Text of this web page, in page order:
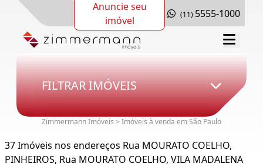
Anuncie seu
imóvel
(11) 5555-1000
FILTRAR IMÓVEIS
Zimmermann Imóveis > Imóveis à venda em São Paulo
37 Imóveis nos endereços Rua MOURATO COELHO,
PINHEIROS, Rua MOURATO COELHO, VILA MADALENA